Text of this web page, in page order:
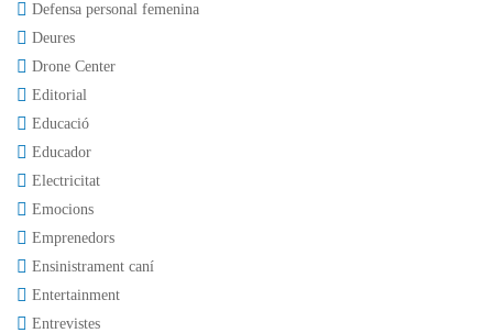
Defensa personal femenina
Deures
Drone Center
Editorial
Educació
Educador
Electricitat
Emocions
Emprenedors
Ensinistrament caní
Entertainment
Entrevistes